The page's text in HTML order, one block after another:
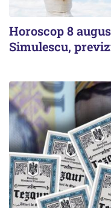
Horoscop 8
Simulescu,